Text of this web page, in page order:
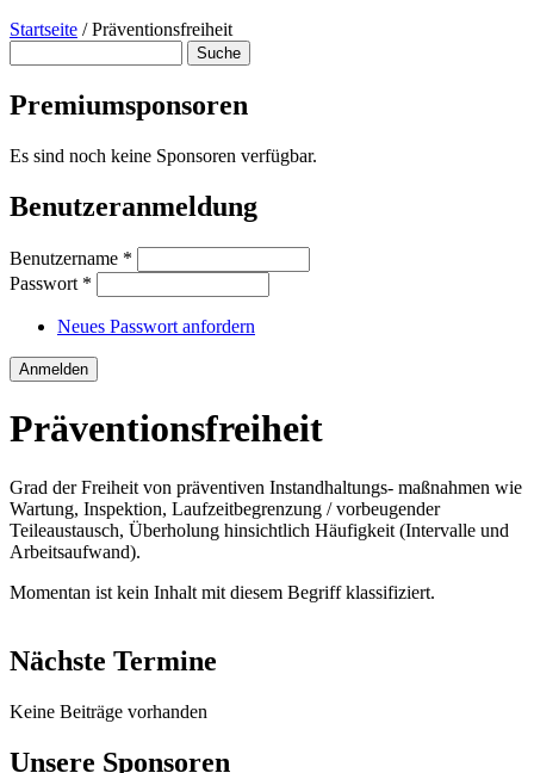
Startseite /Präventionsfreiheit
Premiumsponsoren
Es sind noch keine Sponsoren verfügbar.
Benutzeranmeldung
Benutzername *
Passwort *
Neues Passwort anfordern
Präventionsfreiheit
Grad der Freiheit von präventiven Instandhaltungs- maßnahmen wie
Wartung, Inspektion, Laufzeitbegrenzung / vorbeugender
Teileaustausch, Überholung hinsichtlich Häufigkeit (Intervalle und
Arbeitsaufwand).
Momentan ist kein Inhalt mit diesem Begriff klassifiziert.
Nächste Termine
Keine Beiträge vorhanden
Unsere Sponsoren